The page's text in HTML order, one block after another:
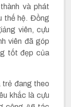
và phát
thế hệ. Đồng
viên, cựu
viên đã góp
tốt đẹp của
trẻ đang theo
khắc là cựu